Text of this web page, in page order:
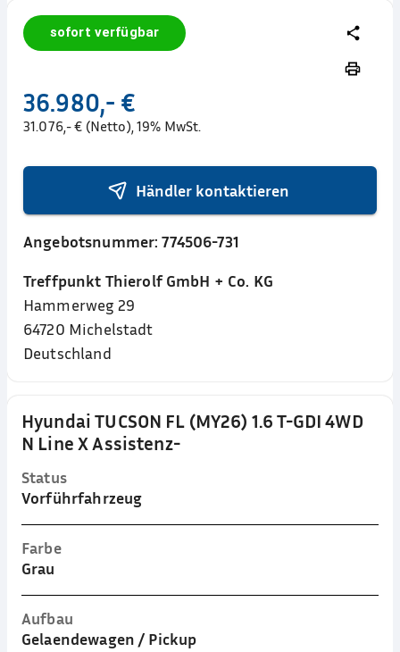
Hyundai TUCSON FL (MY26) 1.6 T-GDI 4WD
N Line X Assistenz-
Status
Vorführfahrzeug
Farbe
Grau
Aufbau
Gelaendewagen / Pickup
sofort verfügbar
36.980,- €
31.076,- € (Netto), 19% MwSt.
Händler kontaktieren
Angebotsnummer:774506-731
Treffpunkt Thierolf GmbH + Co. KG
Hammerweg 29
64720 Michelstadt
Deutschland